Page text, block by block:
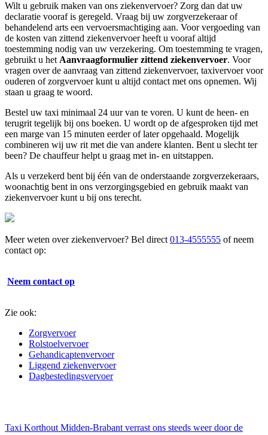
Wilt u gebruik maken van ons ziekenvervoer? Zorg dan dat uw
declaratie vooraf is geregeld. Vraag bij uw zorgverzekeraar of
behandelend arts een vervoersmachtiging aan. Voor vergoeding van
de kosten van zittend ziekenvervoer heeft u vooraf altijd
toestemming nodig van uw verzekering. Om toestemming te vragen,
gebruikt u het Aanvraagformulier zittend ziekenvervoer. Voor
vragen over de aanvraag van zittend ziekenvervoer, taxivervoer voor
ouderen of zorgvervoer kunt u altijd contact met ons opnemen. Wij
staan u graag te woord.
Bestel uw taxi minimaal 24 uur van te voren. U kunt de heen- en
terugrit tegelijk bij ons boeken. U wordt op de afgesproken tijd met
een marge van 15 minuten eerder of later opgehaald. Mogelijk
combineren wij uw rit met die van andere klanten. Bent u slecht ter
been? De chauffeur helpt u graag met in- en uitstappen.
Als u verzekerd bent bij één van de onderstaande zorgverzekeraars,
woonachtig bent in ons verzorgingsgebied en gebruik maakt van
ziekenvervoer kunt u bij ons terecht.
Meer weten over ziekenvervoer? Bel direct 013-4555555 of neem
contact op:
Neem contact op
Zie ook:
Zorgvervoer
Rolstoelvervoer
Gehandicaptenvervoer
Liggend ziekenvervoer
Dagbestedingsvervoer
Taxi Korthout Midden-Brabant verrast ons steeds weer door de